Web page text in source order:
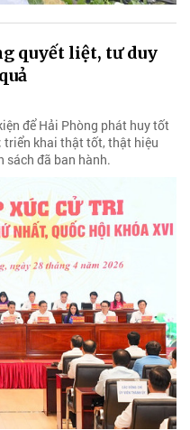
quyết liệt, tư duy
để Hải Phòng phát huy tốt
triển khai thật tốt, thật hiệu
sách đã ban hành.